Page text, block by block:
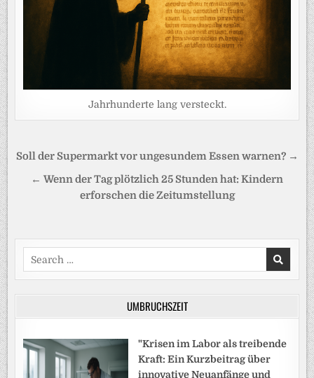
Jahrhunderte lang versteckt.
Beitragsnavigation
Soll der Supermarkt vor ungesundem Essen warnen? →
← Wenn der Tag plötzlich 25 Stunden hat: Kindern
erforschen die Zeitumstellung
Search
for:
UMBRUCHSZEIT
"Krisen im Labor als treibende
Kraft: Ein Kurzbeitrag über
innovative Neuanfänge und